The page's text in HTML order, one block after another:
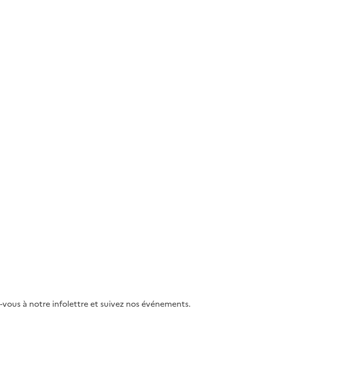
à notre infolettre et suivez nos événements.